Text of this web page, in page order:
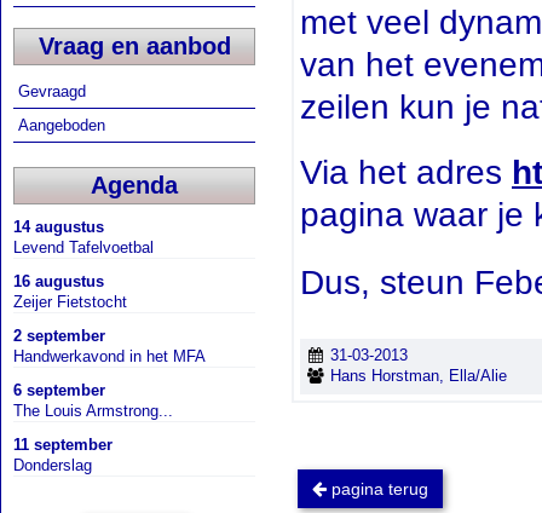
Vraag en aanbod
Gevraagd
Aangeboden
Agenda
14 augustus
Levend Tafelvoetbal
16 augustus
Zeijer Fietstocht
2 september
Handwerkavond in het MFA
6 september
The Louis Armstrong...
11 september
Donderslag
met veel
van het
zeilen kun je
Via het adres
pagina waar je
Dus, steun
31-03-2013
Hans Horstman, Ella/Alie
pagina terug